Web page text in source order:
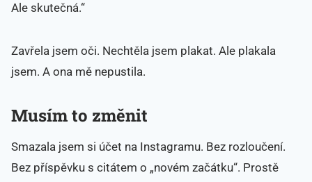
Ale skutečná.“
Zavřela jsem oči. Nechtěla jsem plakat. Ale plakala
jsem. A ona mě nepustila.
Musím to změnit
Smazala jsem si účet na Instagramu. Bez rozloučení.
Bez příspěvku s citátem o „novém začátku“. Prostě